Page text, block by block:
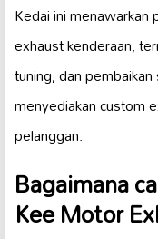
Kedai ini menawarkan
exhaust kenderaan,
tuning, dan
menyediakan custom
pelanggan.
Bagaimana
Kee Motor